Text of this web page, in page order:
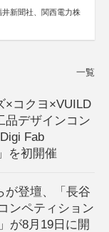
新聞社、関西電力株
一覧
×コクヨ×VUILD
品デザインコン
Fab
を初開催
が登壇、「長谷
ンペティション
が8月19日に開